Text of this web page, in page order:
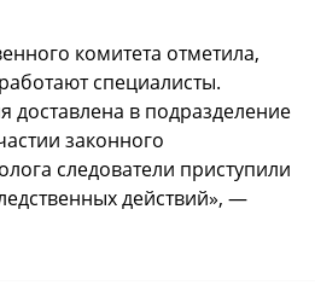
комитета отметила,
специалисты.
доставлена в подразделение
законного
следователи приступили
действий», —